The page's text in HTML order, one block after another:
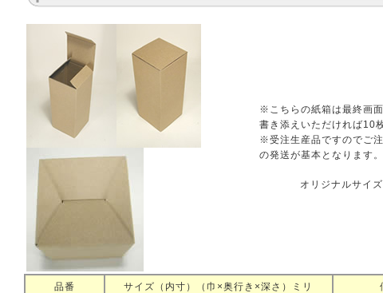
※こちらの紙箱は最終画
書き添えいただければ10
※受注生産品ですのでご
の発送が基本となります。
オリジナルサイズ
品番 サイズ（内寸）（巾×奥行き×深さ）ミリ